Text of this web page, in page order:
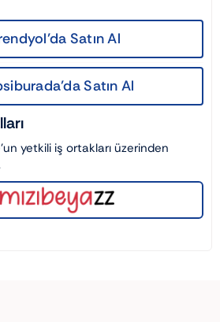
Satın Al
Satın Al
yetkili iş ortakları üzerinden